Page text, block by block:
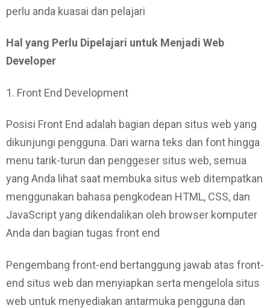
perlu anda kuasai dan pelajari
Hal yang Perlu Dipelajari untuk Menjadi Web
Developer
1. Front End Development
Posisi Front End adalah bagian depan situs web yang
dikunjungi pengguna. Dari warna teks dan font hingga
menu tarik-turun dan penggeser situs web, semua
yang Anda lihat saat membuka situs web ditempatkan
menggunakan bahasa pengkodean HTML, CSS, dan
JavaScript yang dikendalikan oleh browser komputer
Anda dan bagian tugas front end
Pengembang front-end bertanggung jawab atas front-
end situs web dan menyiapkan serta mengelola situs
web untuk menyediakan antarmuka pengguna dan